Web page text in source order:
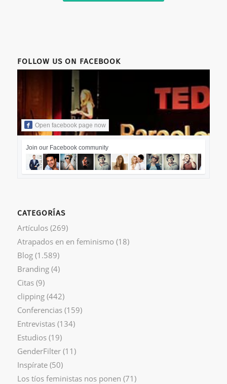
FOLLOW US ON FACEBOOK
Open facebook page now
Join our Facebook community
CATEGORÍAS
Artículos(269)
Atrapados en en feminismo (18)
Blog(1.589)
Branding(4)
Citas(9)
clipping(442)
Conferencias(159)
Entrevistas(134)
Estudios(19)
GenderFilter(11)
Inspírate(50)
Los tíos feministas nos ponen (71)